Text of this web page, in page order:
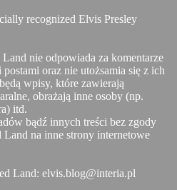
recognized Elvis Presley
nie odpowiada za komentarze
oraz nie utożsamia się z ich
wpisy, które zawierają
obrażają inne osoby (np.
itd.
bądź innych treści bez zgody
na inne strony internetowe
Land: elvis.blog@interia.pl